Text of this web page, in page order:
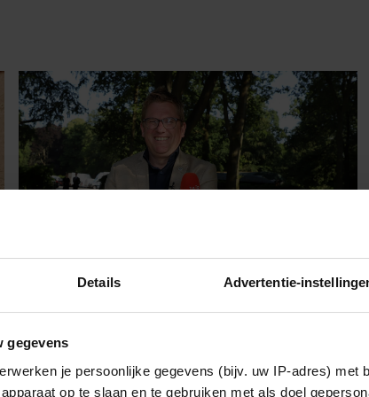
Details Advertentie-
gegevens
je persoonlijke gegevens (bijv. uw IP-adres) met
op te slaan en te gebruiken met als doel
Jaïr Ferwerda openhartig over zijn
kompas”
Jaïr Ferwerda heeft een persoonlijk inkijkje gegeven